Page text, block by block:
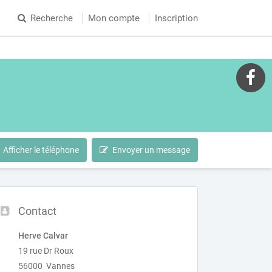
Recherche Mon compte Inscription
Afficher le téléphone Envoyer un message
Contact
Herve Calvar
19 rue Dr Roux
56000 Vannes